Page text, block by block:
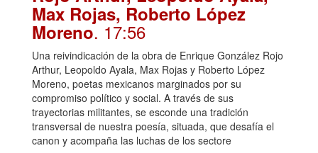
Max Rojas, Roberto López
Moreno. 17:56
Una reivindicación de la obra de Enrique González Rojo
Arthur, Leopoldo Ayala, Max Rojas y Roberto López
Moreno, poetas mexicanos marginados por su
compromiso político y social. A través de sus
trayectorias militantes, se esconde una tradición
transversal de nuestra poesía, situada, que desafía el
canon y acompaña las luchas de los sectore